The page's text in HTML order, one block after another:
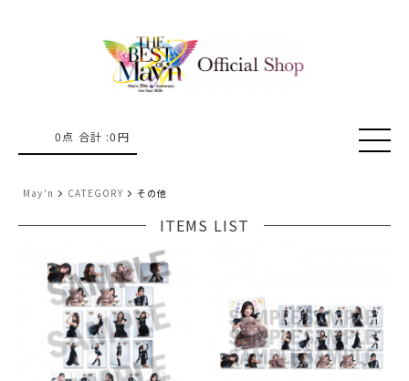
0点 合計 :0円
May'n CATEGORY その他
ITEMS LIST